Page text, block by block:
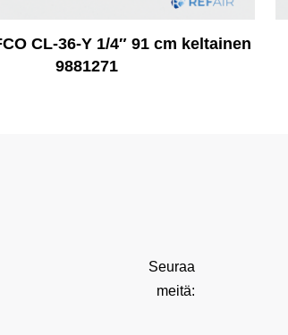
CL-36-Y 1/4″ 91 cm keltainen
9881271
Seuraa
meitä: